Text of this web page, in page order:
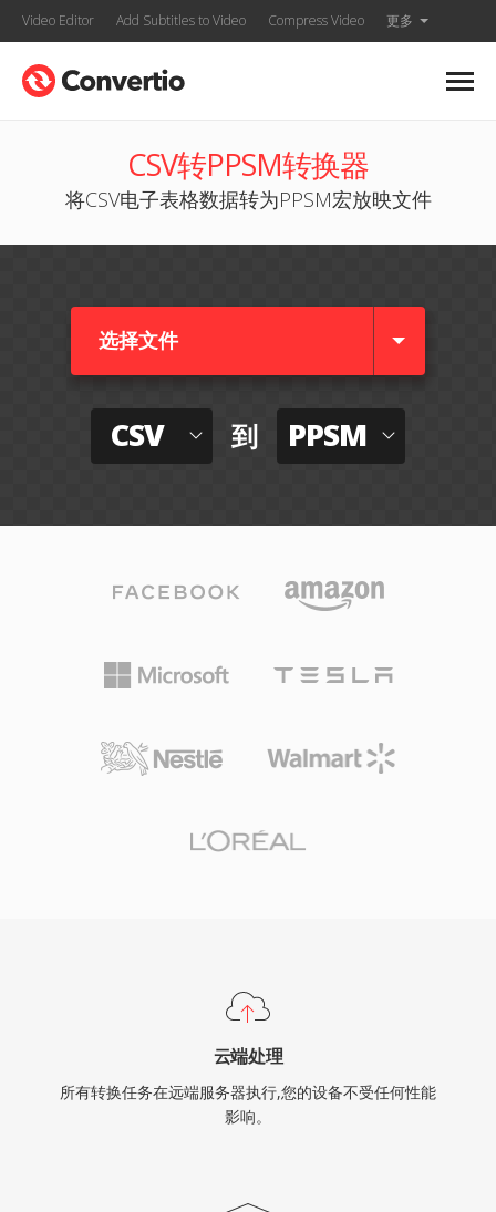
Video Editor Add Subtitles to Video Compress Video 更多
CSV转PPSM转换器
将CSV电子表格数据转为PPSM宏放映文件
选择文件
CSV 到 PPSM
云端处理
所有转换任务在远端服务器执行,您的设备不受任何性能
影响。